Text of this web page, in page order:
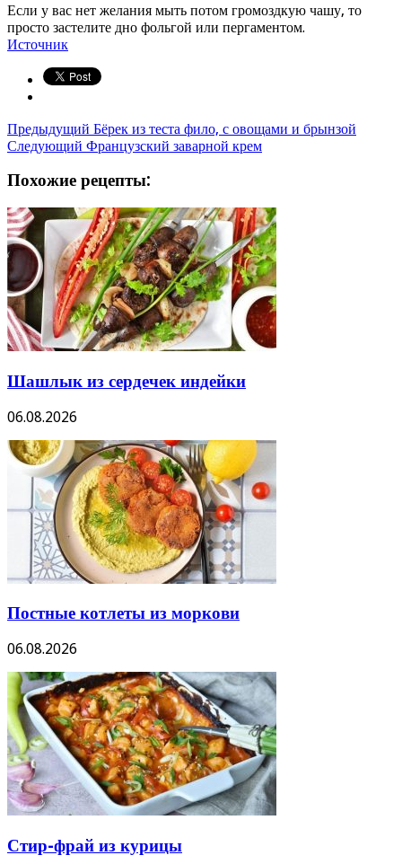
Если у вас нет желания мыть потом громоздкую чашу, то
просто застелите дно фольгой или пергаментом.
Источник
Предыдущий Бёрек из теста фило, с овощами и брынзой
Следующий Французский заварной крем
Похожие рецепты:
Шашлык из сердечек индейки
06.08.2026
Постные котлеты из моркови
06.08.2026
Стир-фрай из курицы